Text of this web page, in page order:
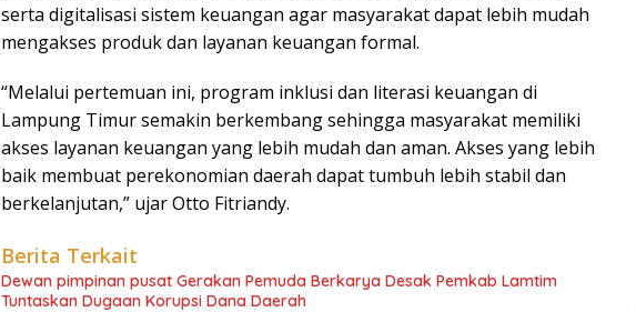
serta digitalisasi sistem keuangan agar masyarakat dapat lebih mudah
mengakses produk dan layanan keuangan formal.
“Melalui pertemuan ini, program inklusi dan literasi keuangan di
Lampung Timur semakin berkembang sehingga masyarakat memiliki
akses layanan keuangan yang lebih mudah dan aman. Akses yang lebih
baik membuat perekonomian daerah dapat tumbuh lebih stabil dan
berkelanjutan,” ujar Otto Fitriandy.
Berita Terkait
Dewan pimpinan pusat Gerakan Pemuda Berkarya Desak Pemkab Lamtim
Tuntaskan Dugaan Korupsi Dana Daerah